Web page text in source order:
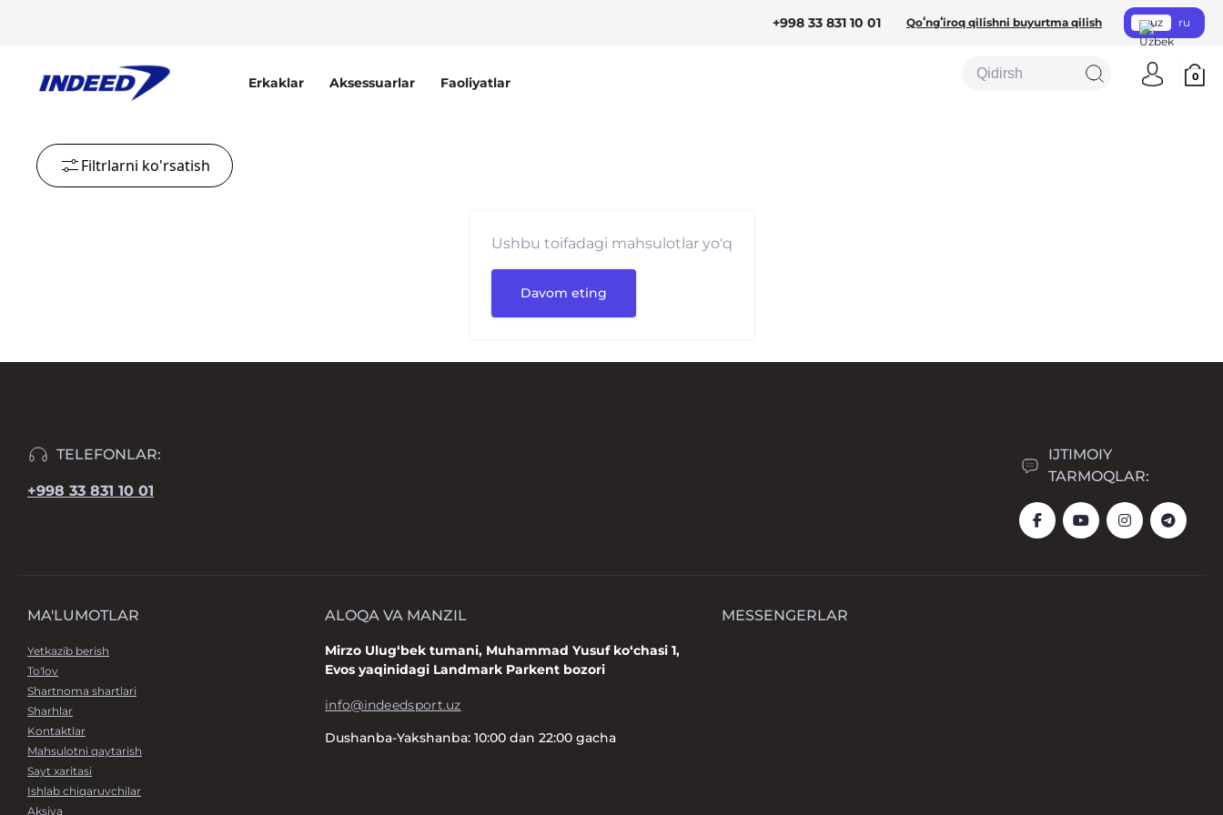
+998 33 831 10 01 Qoʻngʻiroq qilishni buyurtma qilish uz ru
0
Erkaklar Aksessuarlar Faoliyatlar
Filtrlarni ko'rsatish
Ushbu toifadagi mahsulotlar yo'q
Davom eting
TELEFONLAR:
+998 33 831 10 01
IJTIMOIY
TARMOQLAR:
MA'LUMOTLAR
Yetkazib berish
To'lov
Shartnoma shartlari
Sharhlar
Kontaktlar
Mahsulotni qaytarish
Sayt xaritasi
Ishlab chiqaruvchilar
Aksiya
ALOQA VA MANZIL
Mirzo Ulug‘bek tumani, Muhammad Yusuf ko‘chasi 1,
Evos yaqinidagi Landmark Parkent bozori
info@indeedsport.uz
Dushanba-Yakshanba: 10:00 dan 22:00 gacha
MESSENGERLAR